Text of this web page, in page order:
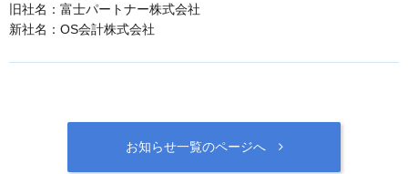
旧社名：富士パートナー株式会社
新社名：OS会計株式会社
お知らせ一覧のページへ